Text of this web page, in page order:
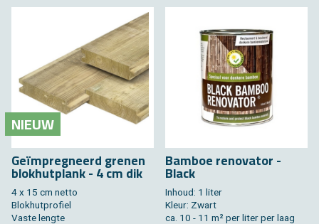
NIEUW
Geïmpregneerd grenen
blokhutplank - 4 cm dik
4 x 15 cm netto
Blokhutprofiel
Vaste lengte
Bamboe renovator -
Black
Inhoud: 1 liter
Kleur: Zwart
ca. 10 - 11 m² per liter per laag